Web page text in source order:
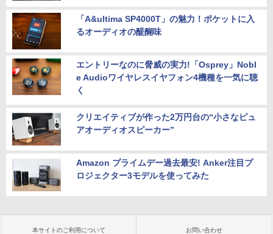
「A&ultima SP4000T」の魅力！ポケットに入
るオーディオの醍醐味
エントリーなのに脅威の実力!「Osprey」Nobl
e Audioワイヤレスイヤフォン4機種を一気に聴
く
クリエイティブが作った2万円台の“小さなピュ
アオーディオスピーカー”
Amazon プライムデー過去最安! Anker注目プ
ロジェクター3モデルを使ってみた
本サイトのご利用について お問い合わせ